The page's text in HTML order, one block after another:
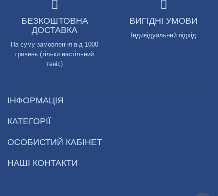
БЕЗКОШТОВНА
ДОСТАВКА
На суму замовлення від 1000
гривень (тільки настільний
теніс)
ВИГІДНІ УМОВИ
Індивідуальний підхід
ІНФОРМАЦІЯ
КАТЕГОРІЇ
ОСОБИСТИЙ КАБІНЕТ
НАШІ КОНТАКТИ